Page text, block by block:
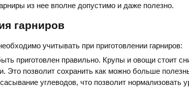
из нее вполне допустимо и даже полезно.
гарниров
учитывать при приготовлении гарниров:
приготовлен правильно. Крупы и овощи стоит
Это позволит сохранить как можно больше
углеводов, что позволит нормализовать